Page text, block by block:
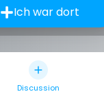
Ich war dort
Discussion